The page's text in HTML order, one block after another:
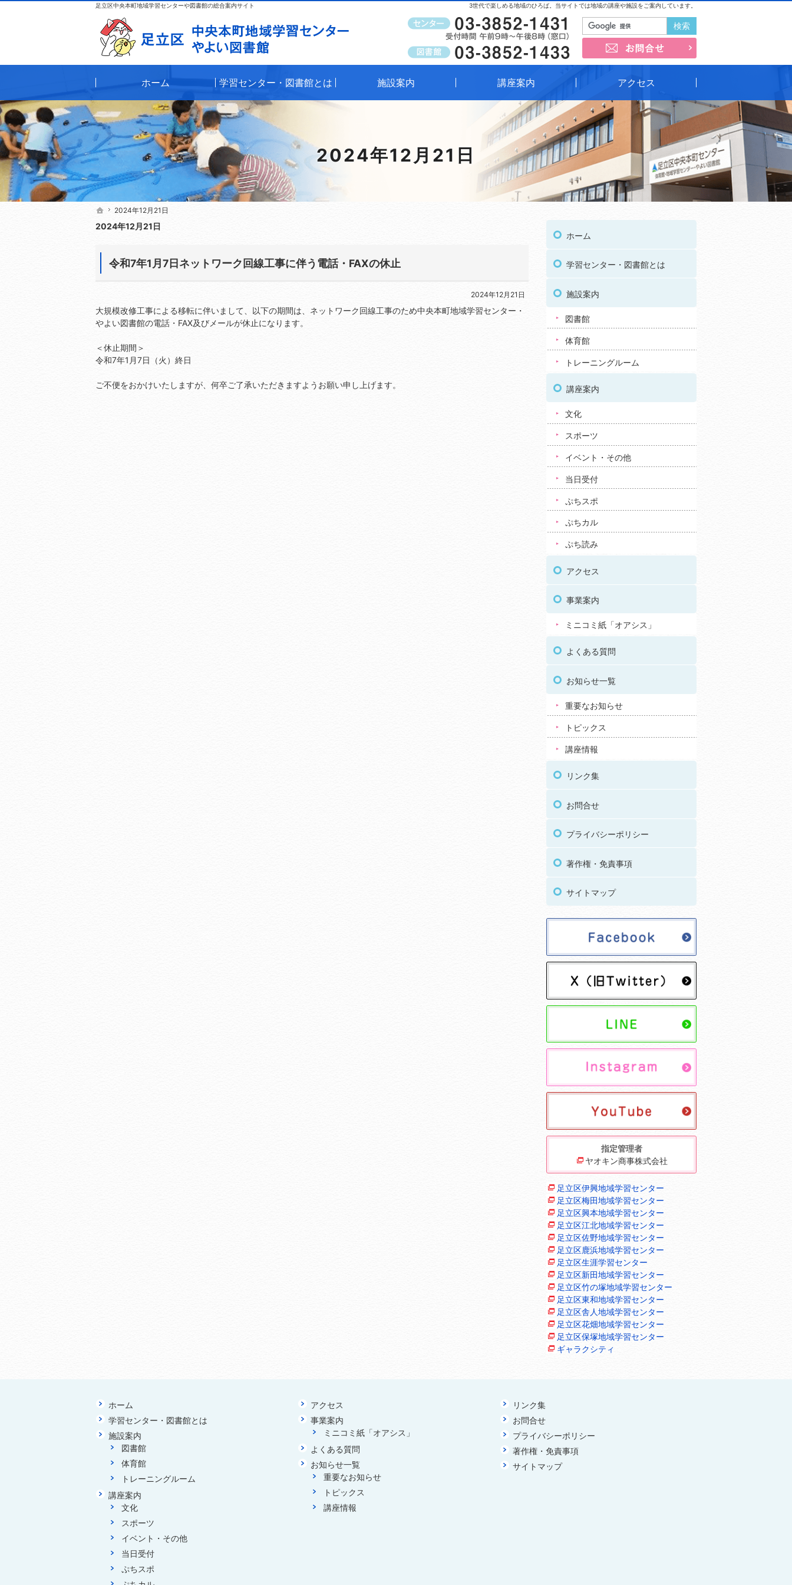
2024年12月21日
3世代で楽しめる地域のひろば。当サイトでは地域の講座や施設をご案内しています。
足立区中央本町地域学習センターや図書館の総合案内サイト
ホーム
2024年12月21日
2024年12月21日
令和7年1月7日ネットワーク回線工事に伴う電話・FAXの休止
2024年12月21日
大規模改修工事による移転に伴いまして、以下の期間は、ネットワーク回線工事のため中央本町地域学習センター・
やよい図書館の電話・FAX及びメールが休止になります。
＜休止期間＞
令和7年1月7日（火）終日
ご不便をおかけいたしますが、何卒ご了承いただきますようお願い申し上げます。
ホーム
学習センター・図書館とは
施設案内
図書館
体育館
トレーニングルーム
講座案内
文化
スポーツ
イベント・その他
当日受付
ぷちスポ
ぷちカル
ぷち読み
アクセス
事業案内
ミニコミ紙「オアシス」
よくある質問
お知らせ一覧
重要なお知らせ
トピックス
講座情報
リンク集
お問合せ
プライバシーポリシー
著作権・免責事項
サイトマップ
指定管理者
ヤオキン商事株式会社
足立区伊興地域学習センター
足立区梅田地域学習センター
足立区興本地域学習センター
足立区江北地域学習センター
足立区佐野地域学習センター
足立区鹿浜地域学習センター
足立区生涯学習センター
足立区新田地域学習センター
足立区竹の塚地域学習センター
足立区東和地域学習センター
足立区舎人地域学習センター
足立区花畑地域学習センター
足立区保塚地域学習センター
ギャラクシティ
ホーム
2024年12月21日
03-3852-1431
受付時間
午前9時～午後8時（窓口）
03-3852-1433
ホーム 学習センター・図書館とは 施設案内 講座案内 アクセス
ホーム
学習センター・図書館とは
施設案内
図書館
体育館
トレーニングルーム
講座案内
文化
スポーツ
イベント・その他
当日受付
ぷちスポ
アクセス
事業案内
ミニコミ紙「オアシス」
よくある質問
お知らせ一覧
重要なお知らせ
トピックス
講座情報
リンク集
お問合せ
プライバシーポリシー
著作権・免責事項
サイトマップ